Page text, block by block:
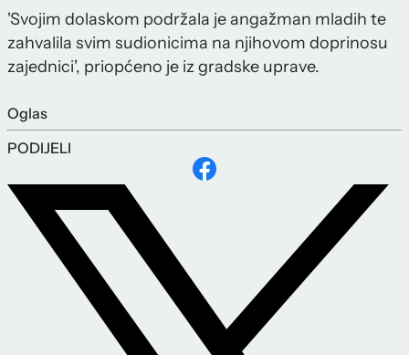
'Svojim dolaskom podržala je angažman mladih te
zahvalila svim sudionicima na njihovom doprinosu
zajednici', priopćeno je iz gradske uprave.
Oglas
PODIJELI